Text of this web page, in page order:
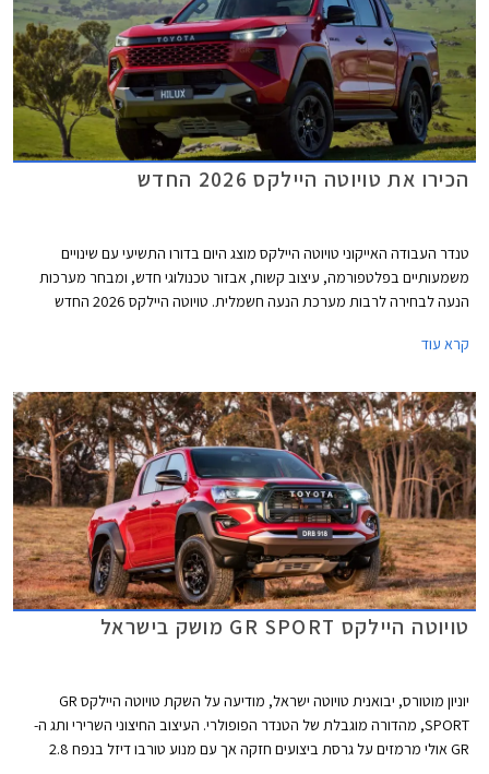
הכירו את טויוטה היילקס 2026 החדש
טנדר העבודה האייקוני טויוטה היילקס מוצג היום בדורו התשיעי עם שינויים
משמעותיים בפלטפורמה, עיצוב קשוח, אבזור טכנולוגי חדש, ומבחר מערכות
הנעה לבחירה לרבות מערכת הנעה חשמלית. טויוטה היילקס 2026 החדש
לטובת שיפור בתחומי נוחות הנסיעה והבטיחות. הדגם החדש צפוי להגיע לישראל
קרא עוד
טויוטה היילקס GR SPORT מושק בישראל
יוניון מוטורס, יבואנית טויוטה ישראל, מודיעה על השקת טויוטה היילקס GR
SPORT, מהדורה מוגבלת של הטנדר הפופולרי. העיצוב החיצוני השרירי ותג ה-
GR אולי מרמזים על גרסת ביצועים חזקה אך עם מנוע טורבו דיזל בנפח 2.8